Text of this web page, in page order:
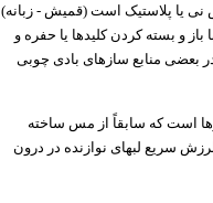
یا پلاستیک است (قمیش - زبانه)
و بسته کردن کلیدها یا حفره و
بعضی منابع سازهای بادی چوبی
است که سابقاً از مس ساخته
سریع لبهای نوازنده در درون